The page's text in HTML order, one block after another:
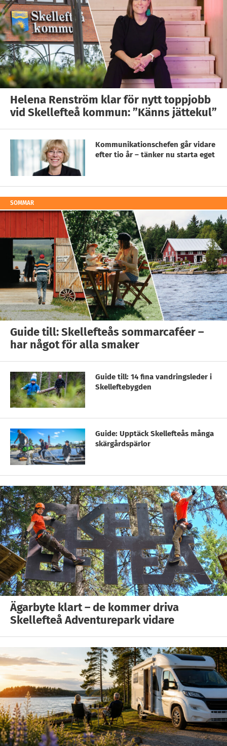
Helena Renström klar för nytt toppjobb
vid Skellefteå kommun: ”Känns jättekul”
Kommunikationschefen går vidare
efter tio år – tänker nu starta eget
SOMMAR
Guide till: Skellefteås sommarcaféer –
har något för alla smaker
Guide till: 14 fina vandringsleder i
Skelleftebygden
Guide: Upptäck Skellefteås många
skärgårdspärlor
Ägarbyte klart – de kommer driva
Skellefteå Adventurepark vidare